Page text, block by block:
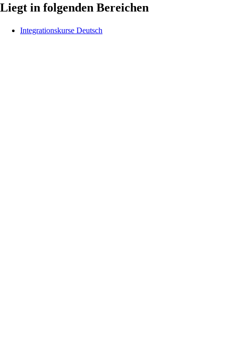
Liegt in folgenden Bereichen
Integrationskurse Deutsch